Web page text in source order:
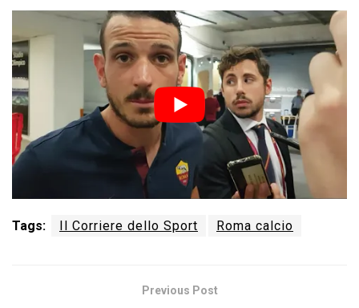
Tags: Il Corriere dello Sport Roma calcio
Previous Post